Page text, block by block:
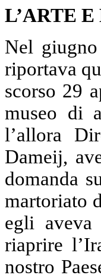
L’ARTE
Nel
riportava
scorso 29
museo di
l’allora
Dameij,
domanda
martoriato
egli
riaprire
nostro